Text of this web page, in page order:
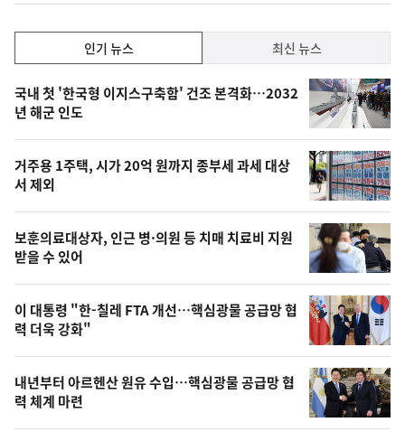
하
락
기,
최
신,
오
늘
의
영
상
오
늘
의
사
진
인기 뉴스 최신 뉴스
기
뉴
스
국내 첫 '한국형 이지스구축함' 건조 본격화…2032
년 해군 인도
거주용 1주택, 시가 20억 원까지 종부세 과세 대상
서 제외
보훈의료대상자, 인근 병·의원 등 치매 치료비 지원
받을 수 있어
이 대통령 "한-칠레 FTA 개선…핵심광물 공급망 협
력 더욱 강화"
내년부터 아르헨산 원유 수입…핵심광물 공급망 협
력 체계 마련